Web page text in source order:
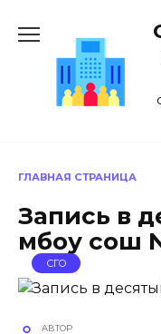
содержанию
ГЛАВНАЯ СТРАНИЦА
Запись в
мбоу сош
СГО
АВТОР